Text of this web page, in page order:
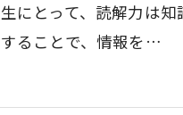
生にとって、読解力は
することで、情報を…